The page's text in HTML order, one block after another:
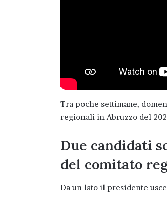
Tra poche settimane,
regionali in Abruzzo del
Due candidati
del comitato
Da un lato il presidente